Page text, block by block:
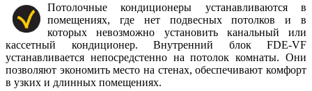
Потолочные кондиционеры устанавливаются в
помещениях, где нет подвесных потолков и в
которых невозможно установить канальный или
кассетный кондиционер. Внутренний блок FDE-VF
устанавливается непосредстенно на потолок комнаты. Они
позволяют экономить место на стенах, обеспечивают комфорт
в узких и длинных помещениях.